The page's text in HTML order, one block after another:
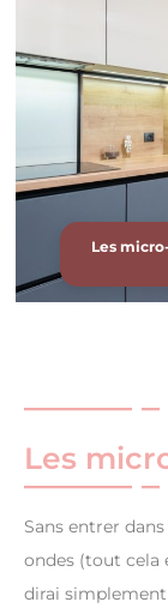
Les
Les
Sans entrer
ondes (tout cela
dirai